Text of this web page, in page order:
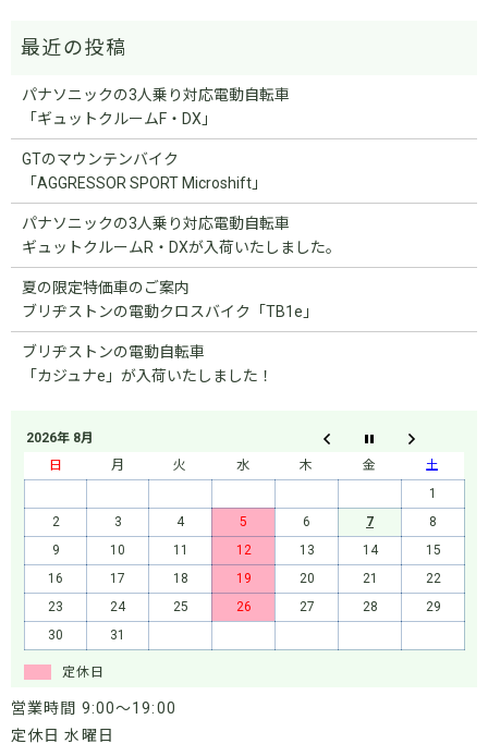
パナソニックの3人乗り対応電動自転車
「ギュットクルームF・DX」
GTのマウンテンバイク
「AGGRESSOR SPORT Microshift」
パナソニックの3人乗り対応電動自転車
ギュットクルームR・DXが入荷いたしました。
夏の限定特価車のご案内
ブリヂストンの電動クロスバイク「TB1e」
ブリヂストンの電動自転車
「カジュナe」が入荷いたしました！
2026年 8月
日
月 火 水 木 金
土
1
2
3 4 5 6 7
8
9
10 11 12 13 14
15
16
17 18 19 20 21
22
23
24 25 26 27 28
29
30
31
定休日
営業時間 9:00～19:00
定休日 水曜日